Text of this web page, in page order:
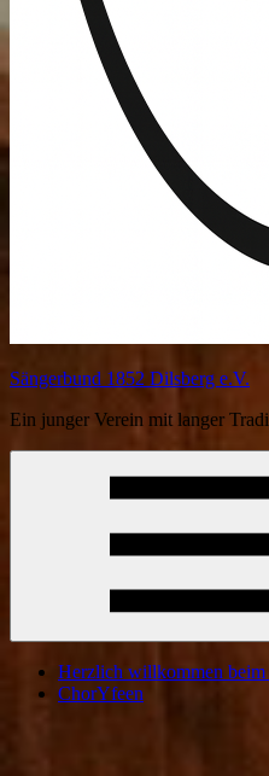
Sängerbund 1852 Dilsberg e.V.
Ein junger Verein mit langer
Herzlich willkommen beim
ChorYfeen